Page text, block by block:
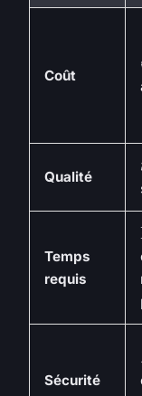
Coût
Qualité
Temps
requis
Sécurité